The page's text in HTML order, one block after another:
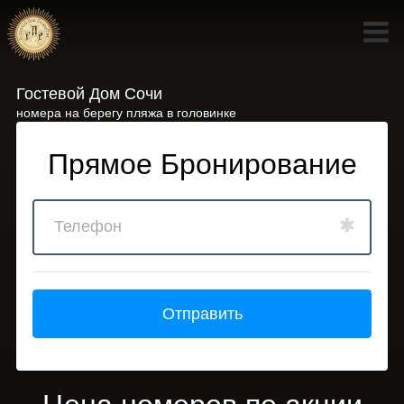
Гостевой Дом Сочи
номера на берегу пляжа в головинке
Прямое Бронирование
Отправить